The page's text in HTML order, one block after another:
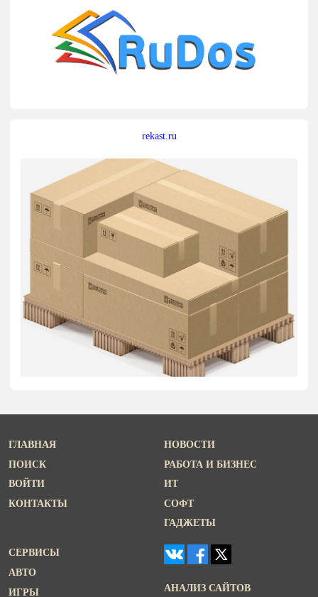
rekast.ru
ГЛАВНАЯ
ПОИСК
ВОЙТИ
КОНТАКТЫ
НОВОСТИ
РАБОТА И БИЗНЕС
ИТ
СОФТ
ГАДЖЕТЫ
СЕРВИСЫ
АВТО
ИГРЫ
АНАЛИЗ САЙТОВ